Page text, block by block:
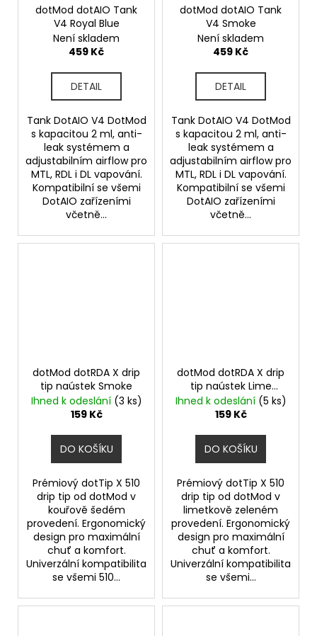
dotMod dotAIO Tank
V4 Royal Blue
Není skladem
459 Kč
DETAIL
Tank DotAIO V4 DotMod
s kapacitou 2 ml, anti-
leak systémem a
adjustabilním airflow pro
MTL, RDL i DL vapování.
Kompatibilní se všemi
DotAIO zařízeními
včetně...
dotMod dotAIO Tank
V4 Smoke
Není skladem
459 Kč
DETAIL
Tank DotAIO V4 DotMod
s kapacitou 2 ml, anti-
leak systémem a
adjustabilním airflow pro
MTL, RDL i DL vapování.
Kompatibilní se všemi
DotAIO zařízeními
včetně...
dotMod dotRDA X drip
tip naústek Smoke
Ihned k odeslání (3 ks)
159 Kč
DO KOŠÍKU
Prémiový dotTip X 510
drip tip od dotMod v
kouřově šedém
provedení. Ergonomický
design pro maximální
chuť a komfort.
Univerzální kompatibilita
se všemi 510...
dotMod dotRDA X drip
tip naústek Lime
Green
Ihned k odeslání (5 ks)
159 Kč
DO KOŠÍKU
Prémiový dotTip X 510
drip tip od dotMod v
limetkově zeleném
provedení. Ergonomický
design pro maximální
chuť a komfort.
Univerzální kompatibilita
se všemi...